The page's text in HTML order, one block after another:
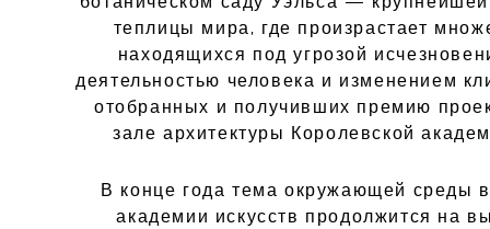
теплицы мира, где произрастает
находящихся под угрозой
деятельностью человека и изменением
отобранных и получивших премию
зале архитектуры Королевской
В конце года тема окружающей среды
академии искусств продолжится на